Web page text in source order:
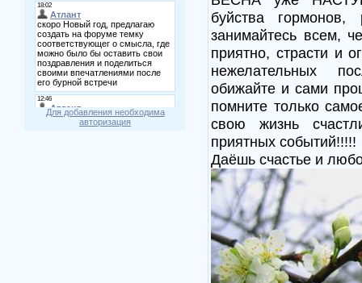
Для добавления необходима
авторизация
буйства гормонов,
занимайтесь всем,
приятно, страсти и
нежелательных
обижайте и сами
помните только
свою жизнь
приятных событий!!!!!
Даёшь счастье и